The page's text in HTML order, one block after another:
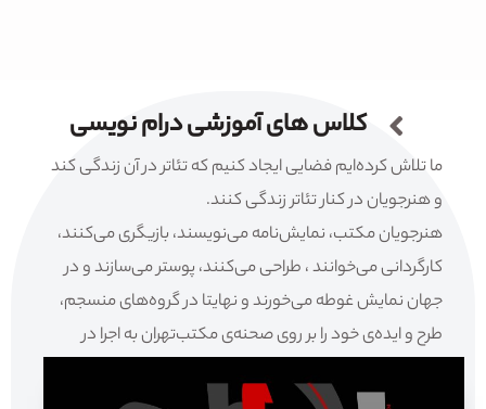
کلاس های آموزشی درام نویسی
ما تلاش کرده‌ایم فضایی ایجاد کنیم که تئاتر در آن زندگی کند
و هنرجویان در کنار تئاتر زندگی کنند.
هنرجویان مکتب، نمایش‌نامه می‌نویسند، بازیگری می‌کنند،
کارگردانی می‌خوانند ، طراحی می‌کنند، پوستر می‌سازند و در
جهان نمایش غوطه می‌خورند و نهایتا در گروه‌های منسجم،
طرح و ایده‌ی خود را بر روی صحنه‌ی مکتب‌تهران به اجرا در